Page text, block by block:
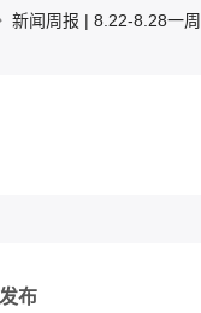
新闻周报 | 8.22-8.28一
布